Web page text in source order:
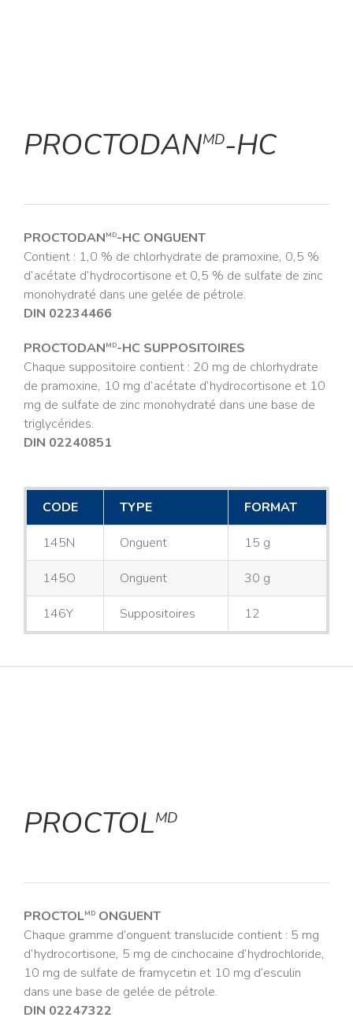
PROCTODANMD-HC
PROCTODANMD-HC ONGUENT
Contient : 1,0 % de chlorhydrate de pramoxine, 0,5 %
d’acétate d’hydrocortisone et 0,5 % de sulfate de zinc
monohydraté dans une gelée de pétrole.
DIN 02234466
PROCTODANMD-HC SUPPOSITOIRES
Chaque suppositoire contient : 20 mg de chlorhydrate
de pramoxine, 10 mg d’acétate d’hydrocortisone et 10
mg de sulfate de zinc monohydraté dans une base de
triglycérides.
DIN 02240851
CODE TYPE FORMAT
145N Onguent 15 g
145O Onguent 30 g
146Y Suppositoires 12
PROCTOLMD
PROCTOLMD ONGUENT
Chaque gramme d’onguent translucide contient : 5 mg
d’hydrocortisone, 5 mg de cinchocaine d’hydrochloride,
10 mg de sulfate de framycetin et 10 mg d’esculin
dans une base de gelée de pétrole.
DIN 02247322